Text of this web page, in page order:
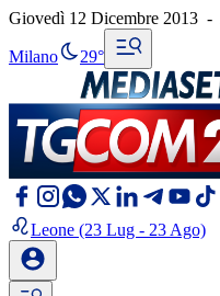
Giovedì 12 Dicembre 2013 -
Milano 29°
Leone (23 Lug - 23 Ago)